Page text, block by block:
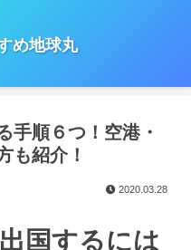
め地球丸
手順６つ！空港・
も紹介！
2020.03.28
国するには